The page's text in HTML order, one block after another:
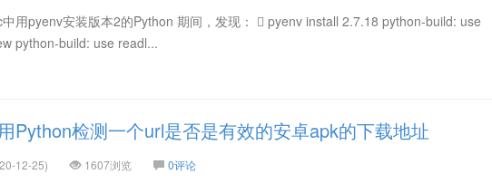
用pyenv安装版本2的Python 期间，发现：  pyenv install 2.7.18 python-build: use
python-build: use readl...
Python检测一个url是否是有效的安卓apk的下载地址
12-25) 1607浏览 0评论